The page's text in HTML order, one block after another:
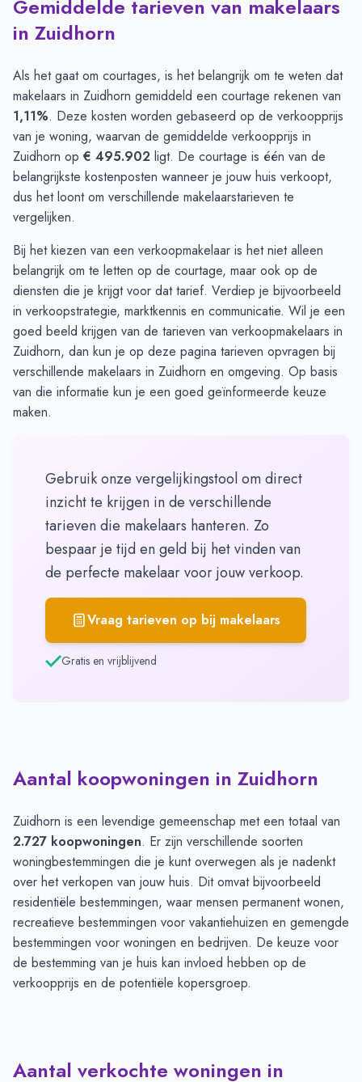
Gemiddelde tarieven van makelaars
in Zuidhorn
Als het gaat om courtages, is het belangrijk om te weten dat
makelaars in Zuidhorn gemiddeld een courtage rekenen van
1,11%. Deze kosten worden gebaseerd op de verkoopprijs
van je woning, waarvan de gemiddelde verkoopprijs in
Zuidhorn op € 495.902 ligt. De courtage is één van de
belangrijkste kostenposten wanneer je jouw huis verkoopt,
dus het loont om verschillende makelaarstarieven te
vergelijken.
Bij het kiezen van een verkoopmakelaar is het niet alleen
belangrijk om te letten op de courtage, maar ook op de
diensten die je krijgt voor dat tarief. Verdiep je bijvoorbeeld
in verkoopstrategie, marktkennis en communicatie. Wil je een
goed beeld krijgen van de tarieven van verkoopmakelaars in
Zuidhorn, dan kun je op deze pagina tarieven opvragen bij
verschillende makelaars in Zuidhorn en omgeving. Op basis
van die informatie kun je een goed geïnformeerde keuze
maken.
Gebruik onze vergelijkingstool om direct
inzicht te krijgen in de verschillende
tarieven die makelaars hanteren. Zo
bespaar je tijd en geld bij het vinden van
de perfecte makelaar voor jouw verkoop.
Vraag tarieven op bij makelaars
Gratis en vrijblijvend
Aantal koopwoningen in Zuidhorn
Zuidhorn is een levendige gemeenschap met een totaal van
2.727 koopwoningen. Er zijn verschillende soorten
woningbestemmingen die je kunt overwegen als je nadenkt
over het verkopen van jouw huis. Dit omvat bijvoorbeeld
residentiële bestemmingen, waar mensen permanent wonen,
recreatieve bestemmingen voor vakantiehuizen en gemengde
bestemmingen voor woningen en bedrijven. De keuze voor
de bestemming van je huis kan invloed hebben op de
verkoopprijs en de potentiële kopersgroep.
Aantal verkochte woningen in